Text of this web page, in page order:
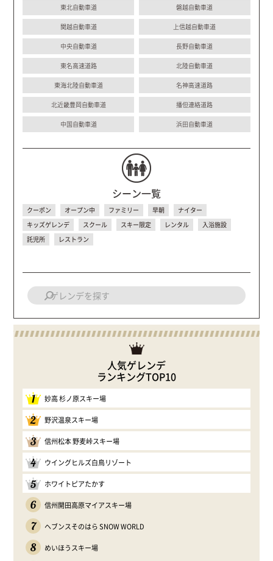
東北自動車道 磐越自動車道
関越自動車道 上信越自動車道
中央自動車道 長野自動車道
東名高速道路 北陸自動車道
東海北陸自動車道 名神高速道路
北近畿豊岡自動車道 播但連絡道路
中国自動車道 浜田自動車道
シーン一覧
クーポン オープン中 ファミリー 早朝
ナイター
キッズゲレンデ
スクール スキー限定 レンタル
入浴施設
託児所
レストラン
人気ゲレンデ
ランキングTOP10
1 妙高 杉ノ原スキー場
2 野沢温泉スキー場
3 信州松本 野麦峠スキー場
4 ウイングヒルズ白鳥リゾート
5 ホワイトピアたかす
6 信州開田高原マイアスキー場
7 ヘブンスそのはら SNOW WORLD
8 めいほうスキー場